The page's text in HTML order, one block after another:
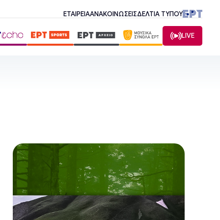
ΕΤΑΙΡΕΙΑΑΝΑΚΟΙΝΩΣΕΙΣΔΕΛΤΙΑ ΤΥΠΟΥ
LIVE